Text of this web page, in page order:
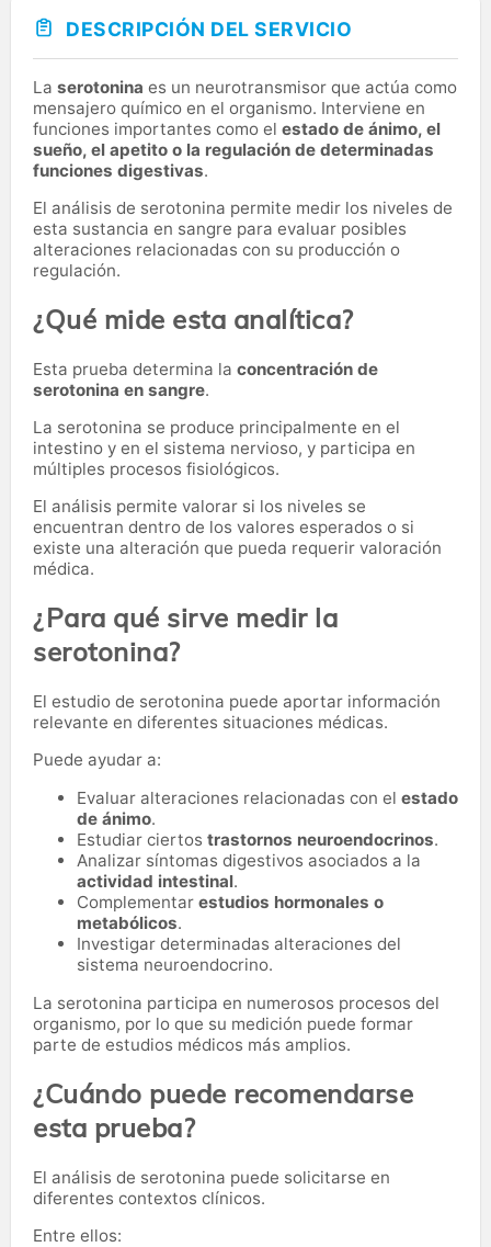
DESCRIPCIÓN DEL SERVICIO
La serotonina es un neurotransmisor que actúa como
mensajero químico en el organismo. Interviene en
funciones importantes como el estado de ánimo, el
sueño, el apetito o la regulación de determinadas
funciones digestivas.
El análisis de serotonina permite medir los niveles de
esta sustancia en sangre para evaluar posibles
alteraciones relacionadas con su producción o
regulación.
¿Qué mide esta analítica?
Esta prueba determina la concentración de
serotonina en sangre.
La serotonina se produce principalmente en el
intestino y en el sistema nervioso, y participa en
múltiples procesos fisiológicos.
El análisis permite valorar si los niveles se
encuentran dentro de los valores esperados o si
existe una alteración que pueda requerir valoración
médica.
¿Para qué sirve medir la
serotonina?
El estudio de serotonina puede aportar información
relevante en diferentes situaciones médicas.
Puede ayudar a:
Evaluar alteraciones relacionadas con el estado
de ánimo.
Estudiar ciertos trastornos neuroendocrinos.
Analizar síntomas digestivos asociados a la
actividad intestinal.
Complementar estudios hormonales o
metabólicos.
Investigar determinadas alteraciones del
sistema neuroendocrino.
La serotonina participa en numerosos procesos del
organismo, por lo que su medición puede formar
parte de estudios médicos más amplios.
¿Cuándo puede recomendarse
esta prueba?
El análisis de serotonina puede solicitarse en
diferentes contextos clínicos.
Entre ellos: